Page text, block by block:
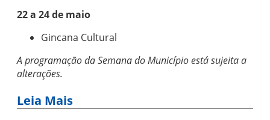
22 a 24 de maio
Gincana Cultural
A programação da Semana do Município está sujeita a
alterações.
Leia Mais